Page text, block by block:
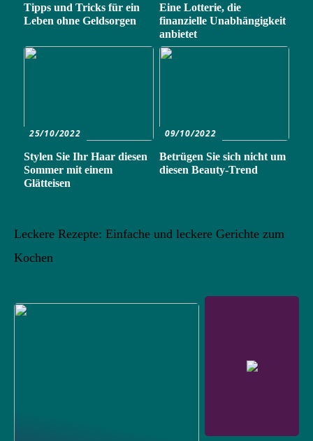
Tipps und Tricks für ein
Leben ohne Geldsorgen
Eine Lotterie, die
finanzielle Unabhängigkeit
anbietet
25/10/2022
Stylen Sie Ihr Haar diesen
Sommer mit einem
Glätteisen
09/10/2022
Betrügen Sie sich nicht um
diesen Beauty-Trend
Leckere Rezepte: Einfache und leckere Gerichte zum
Kochen